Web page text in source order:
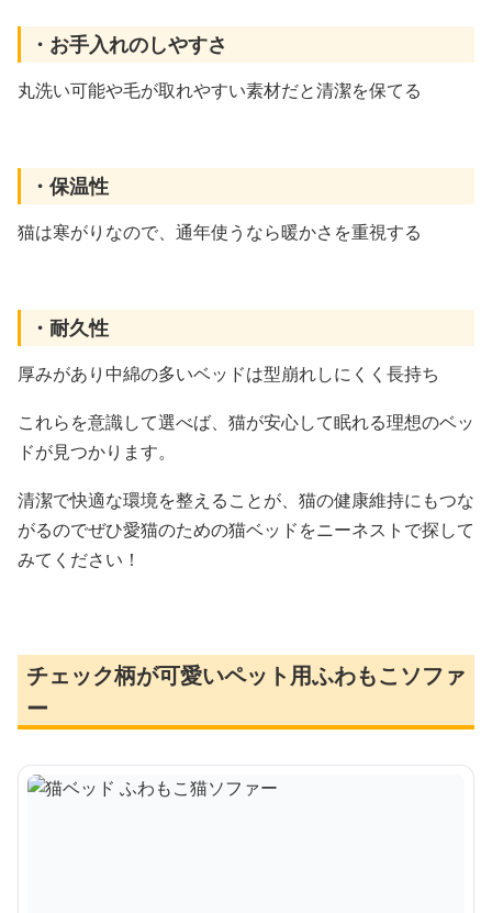
・お手入れのしやすさ
丸洗い可能や毛が取れやすい素材だと清潔を保てる
・保温性
猫は寒がりなので、通年使うなら暖かさを重視する
・耐久性
厚みがあり中綿の多いベッドは型崩れしにくく長持ち
これらを意識して選べば、猫が安心して眠れる理想のベッ
ドが見つかります。
清潔で快適な環境を整えることが、猫の健康維持にもつな
がるのでぜひ愛猫のための猫ベッドをニーネストで探して
みてください！
チェック柄が可愛いペット用ふわもこソファ
ー